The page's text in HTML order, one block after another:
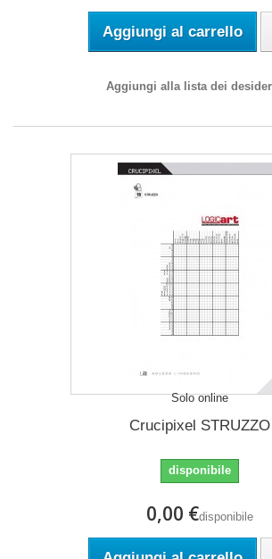
Aggiungi al carrello
Aggiungi alla lista dei
Solo online
Crucipixel STRUZZO
disponibile
0,00 €disponibile